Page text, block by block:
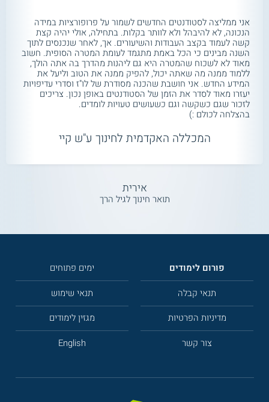
אני ממליצה לסטודנטים החדשים לשמור על פרופורציות במידה
הנכונה, לא להיבהל ולא לוותר בקלות. בתחילה, אולי יהיה קצת
קשה לעמוד בקצב העבודות והשיעורים. אך, לאחר שנכנסים לתוך
השנה מבינים כי הכל באמת מתגמד לעומת המטרה הסופית. חשוב
מאוד לא לשכוח שהמטרה היא גם ליהנות מהדרך בה אתה הולך,
ללמוד ממנה מה שאתה יכול, להפיק ממנה את הטוב וליעל את
המידע החדש. אני חושבת שהכנה מסודרת של לו"ז וסדרי עדיפויות
יעזרו מאוד לסדר את הזמן של הסטודנטים באופן נכון. צריכים
לזכור שגם כשקשה וגם כשעושים טעויות לומדים.
בהצלחה לכולם :)
המכללה האקדמית לחינוך ע"ש קיי
אירית
תואר חינוך לגיל הרך
פורום לימודים
ימים פתוחים
תנאי קבלה
תנאי שימוש
מדיניות הפרטיות
מגזין לימודים
צור קשר
English